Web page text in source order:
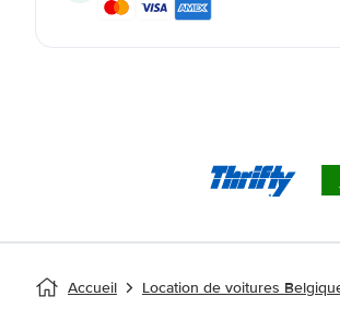
Accueil Location de voitures